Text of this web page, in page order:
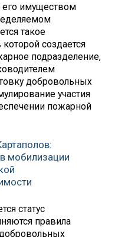
его имуществом
такое
создается
подразделение,
добровольных
участия
пожарной
мобилизации
статус
правила